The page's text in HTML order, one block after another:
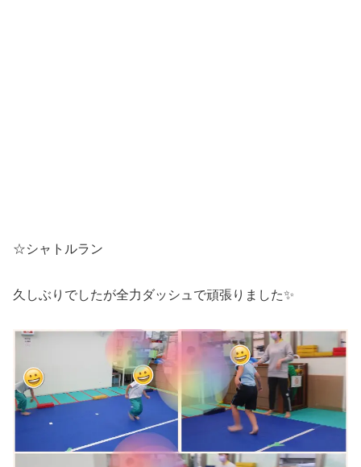
☆シャトルラン
久しぶりでしたが全力ダッシュで頑張りました✨